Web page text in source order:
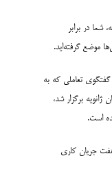
در برابر
موضع گرفته‌اید.
تعاملی که به
برگزار شد،
است.
جریان کاری